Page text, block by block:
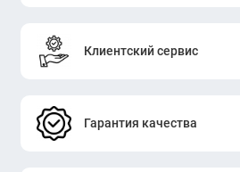
Клиентский сервис
Гарантия качества